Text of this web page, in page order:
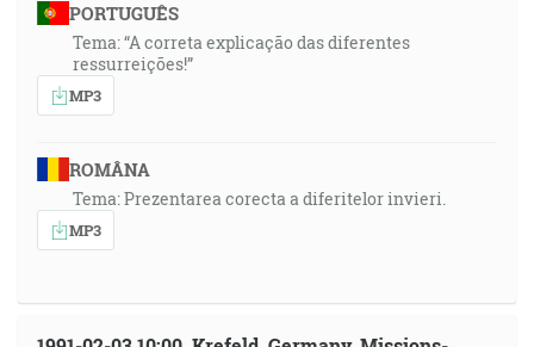
PORTUGUÊS
Tema: “A correta explicação das diferentes
ressurreições!”
MP3
ROMÂNA
Tema: Prezentarea corecta a diferitelor invieri.
MP3